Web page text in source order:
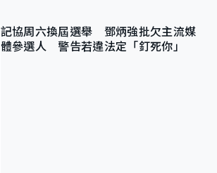
記協周六換屆選舉 鄧炳強批欠主流媒
體參選人 警告若違法定「釘死你」